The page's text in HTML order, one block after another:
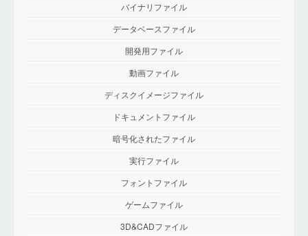
バイナリファイル
データベースファイル
開発用ファイル
動画ファイル
ディスクイメージファイル
ドキュメントファイル
暗号化されたファイル
実行ファイル
フォントファイル
ゲームファイル
3D&CADファイル